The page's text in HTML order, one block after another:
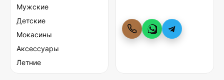
Мужские
Детские
Мокасины
Аксессуары
Летние